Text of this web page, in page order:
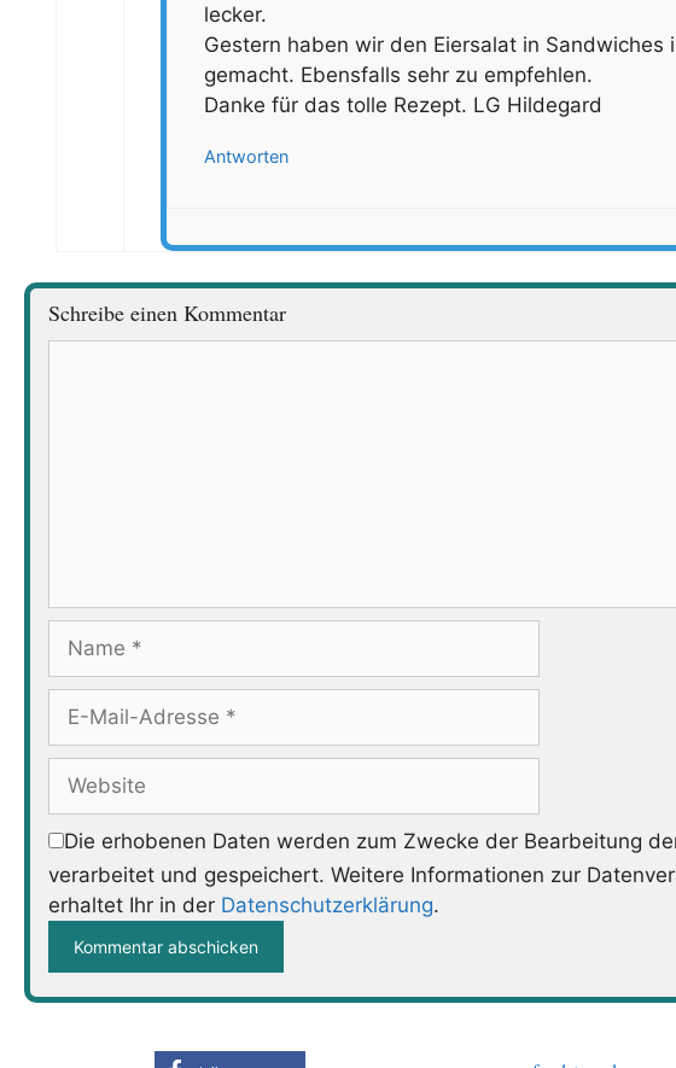
lecker.
Gestern haben wir den Eiersalat in Sandwiches
gemacht. Ebensfalls sehr zu empfehlen.
Danke für das tolle Rezept. LG Hildegard
Antworten
Schreibe einen Kommentar
Name
Adresse
Website
Die erhobenen Daten werden zum Zwecke der Bearbeitung
verarbeitet und gespeichert. Weitere Informationen zur
erhaltet Ihr in der Datenschutzerklärung.